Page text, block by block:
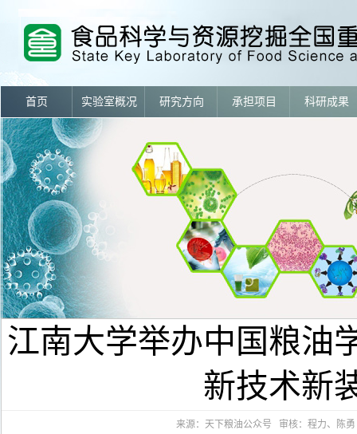
首页 实验室概况 研究方向 承担项目 科研成果
江南大学举办中国粮油
新技术新
来源：天下粮油公众号 审核：程力、